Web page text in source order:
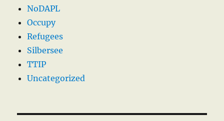
NoDAPL
Occupy
Refugees
Silbersee
TTIP
Uncategorized